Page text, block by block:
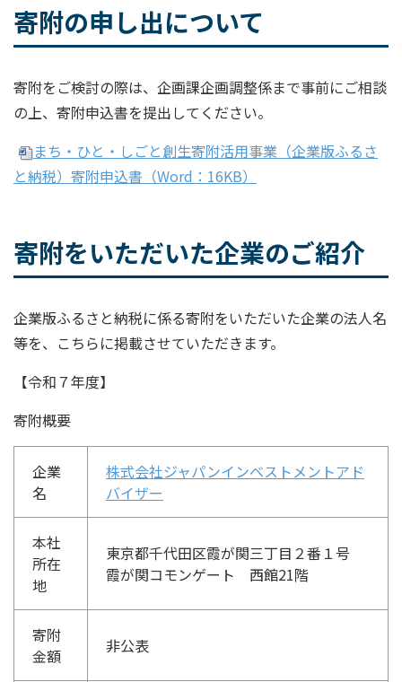
寄附の申し出について
寄附をご検討の際は、企画課企画調整係まで事前にご相談
の上、寄附申込書を提出してください。
まち・ひと・しごと創生寄附活用事業（企業版ふるさ
と納税）寄附申込書 （Word：16KB）
寄附をいただいた企業のご紹介
企業版ふるさと納税に係る寄附をいただいた企業の法人名
等を、こちらに掲載させていただきます。
【令和７年度】
寄附概要
企業
名
株式会社ジャパンインベストメントアド
バイザー
本社
所在
地
東京都千代田区霞が関三丁目２番１号
霞が関コモンゲート 西館21階
寄附
金額
非公表